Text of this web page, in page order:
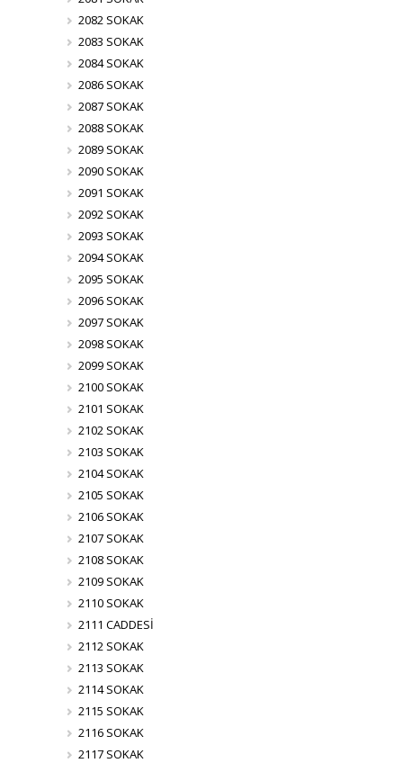
2082 SOKAK
2083 SOKAK
2084 SOKAK
2086 SOKAK
2087 SOKAK
2088 SOKAK
2089 SOKAK
2090 SOKAK
2091 SOKAK
2092 SOKAK
2093 SOKAK
2094 SOKAK
2095 SOKAK
2096 SOKAK
2097 SOKAK
2098 SOKAK
2099 SOKAK
2100 SOKAK
2101 SOKAK
2102 SOKAK
2103 SOKAK
2104 SOKAK
2105 SOKAK
2106 SOKAK
2107 SOKAK
2108 SOKAK
2109 SOKAK
2110 SOKAK
2111 CADDESİ
2112 SOKAK
2113 SOKAK
2114 SOKAK
2115 SOKAK
2116 SOKAK
2117 SOKAK